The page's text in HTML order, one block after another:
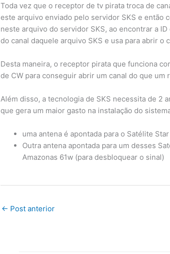
Toda vez que o receptor de tv pirata troca de
este arquivo enviado pelo servidor SKS e então
neste arquivo do servidor SKS, ao encontrar a
do canal daquele arquivo SKS e usa para abrir o
Desta maneira, o receptor pirata que funciona
de CW para conseguir abrir um canal do que um
Além disso, a tecnologia de SKS necessita de 2
que gera um maior gasto na instalação do
uma antena é apontada para o Satélite
Outra antena apontada para um desses
Amazonas 61w (para desbloquear o sinal)
← Post anterior